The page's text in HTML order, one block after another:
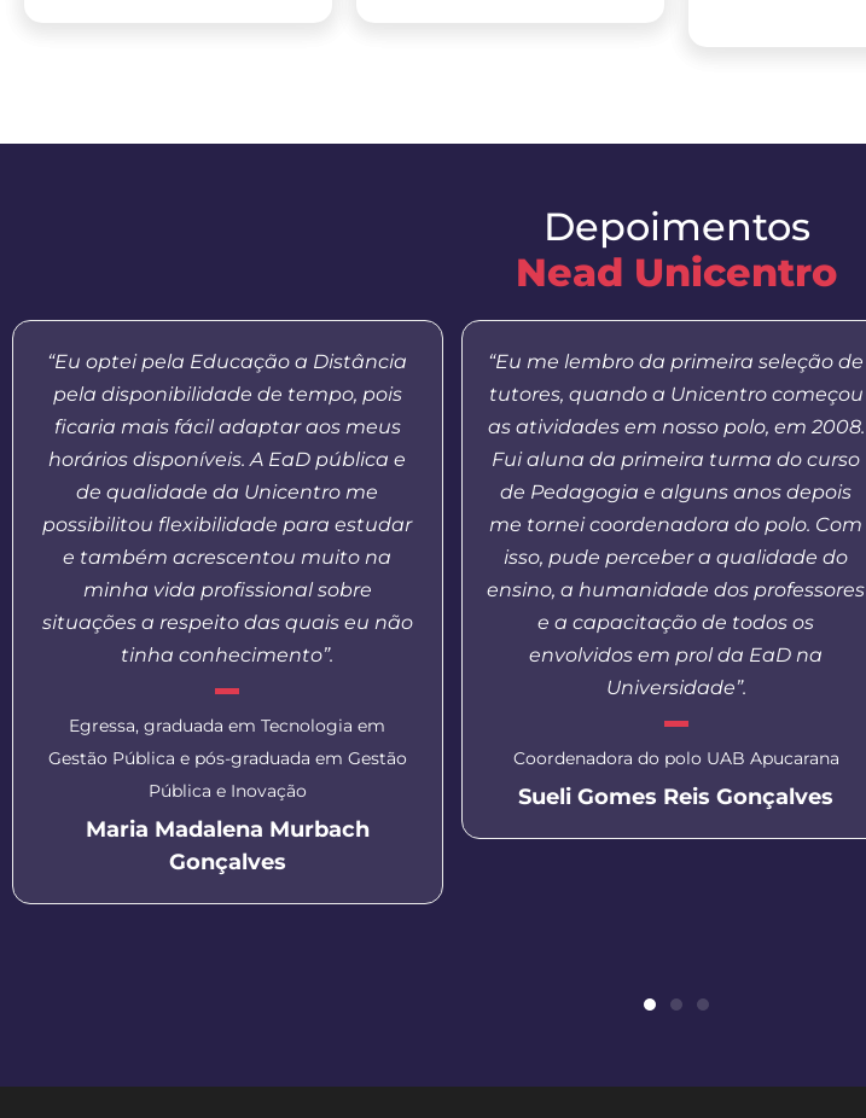
Depoimentos
Nead Unicentro
“Eu optei pela Educação a Distância
pela disponibilidade de tempo, pois
ficaria mais fácil adaptar aos meus
horários disponíveis. A EaD pública e
de qualidade da Unicentro me
possibilitou flexibilidade para estudar
e também acrescentou muito na
minha vida profissional sobre
situações a respeito das quais eu não
tinha conhecimento”.
Egressa, graduada em Tecnologia em
Gestão Pública e pós-graduada em Gestão
Pública e Inovação
Maria Madalena Murbach
Gonçalves
“Eu me lembro da primeira seleção de
tutores, quando a Unicentro começou
as atividades em nosso polo, em 2008.
Fui aluna da primeira turma do curso
de Pedagogia e alguns anos depois
me tornei coordenadora do polo. Com
isso, pude perceber a qualidade do
ensino, a humanidade dos professores
e a capacitação de todos os
envolvidos em prol da EaD na
Universidade”.
Coordenadora do polo UAB Apucarana
Sueli Gomes Reis Gonçalves